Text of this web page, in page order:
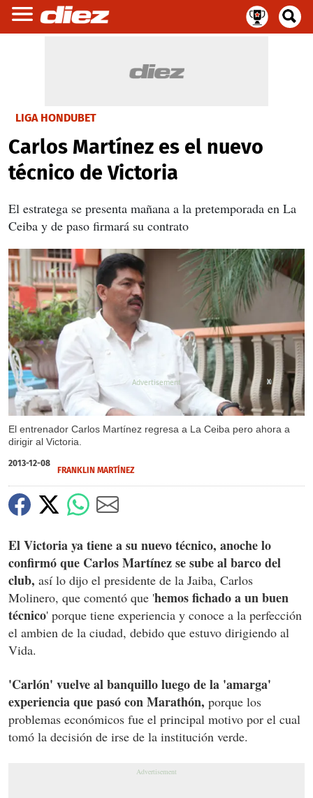
LIGA HONDUBET
Carlos Martínez es el nuevo
técnico de Victoria
El estratega se presenta mañana a la pretemporada en La
Ceiba y de paso firmará su contrato
El entrenador Carlos Martínez regresa a La Ceiba pero ahora a
dirigir al Victoria.
X
2013-12-08
FRANKLIN MARTÍNEZ
El Victoria ya tiene a su nuevo técnico, anoche lo
confirmó que Carlos Martínez se sube al barco del
club, así lo dijo el presidente de la Jaiba, Carlos
Molinero, que comentó que 'hemos fichado a un buen
técnico' porque tiene experiencia y conoce a la perfección
el ambien de la ciudad, debido que estuvo dirigiendo al
Vida.
'Carlón' vuelve al banquillo luego de la 'amarga'
experiencia que pasó con Marathón, porque los
problemas económicos fue el principal motivo por el cual
tomó la decisión de irse de la institución verde.